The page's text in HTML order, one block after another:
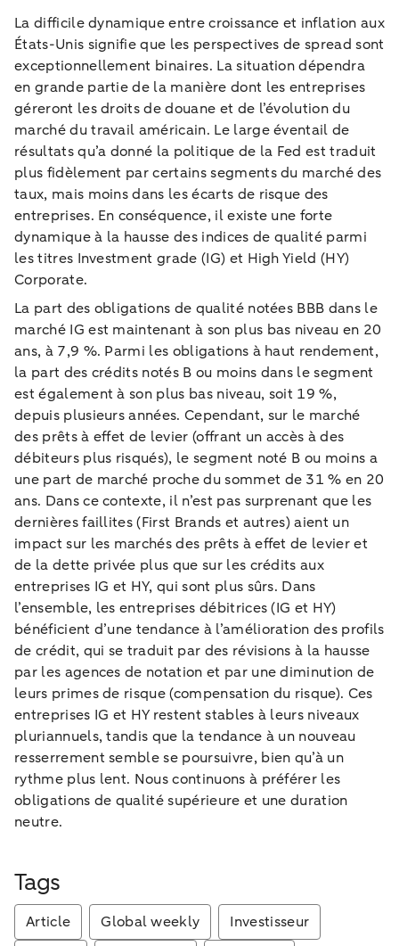
La difficile dynamique entre croissance et inflation aux
États-Unis signifie que les perspectives de spread sont
exceptionnellement binaires. La situation dépendra
en grande partie de la manière dont les entreprises
géreront les droits de douane et de l’évolution du
marché du travail américain. Le large éventail de
résultats qu’a donné la politique de la Fed est traduit
plus fidèlement par certains segments du marché des
taux, mais moins dans les écarts de risque des
entreprises. En conséquence, il existe une forte
dynamique à la hausse des indices de qualité parmi
les titres Investment grade (IG) et High Yield (HY)
Corporate.
La part des obligations de qualité notées BBB dans le
marché IG est maintenant à son plus bas niveau en 20
ans, à 7,9 %. Parmi les obligations à haut rendement,
la part des crédits notés B ou moins dans le segment
est également à son plus bas niveau, soit 19 %,
depuis plusieurs années. Cependant, sur le marché
des prêts à effet de levier (offrant un accès à des
débiteurs plus risqués), le segment noté B ou moins a
une part de marché proche du sommet de 31 % en 20
ans. Dans ce contexte, il n’est pas surprenant que les
dernières faillites (First Brands et autres) aient un
impact sur les marchés des prêts à effet de levier et
de la dette privée plus que sur les crédits aux
entreprises IG et HY, qui sont plus sûrs. Dans
l’ensemble, les entreprises débitrices (IG et HY)
bénéficient d’une tendance à l’amélioration des profils
de crédit, qui se traduit par des révisions à la hausse
par les agences de notation et par une diminution de
leurs primes de risque (compensation du risque). Ces
entreprises IG et HY restent stables à leurs niveaux
pluriannuels, tandis que la tendance à un nouveau
resserrement semble se poursuivre, bien qu’à un
rythme plus lent. Nous continuons à préférer les
obligations de qualité supérieure et une duration
neutre.
Tags
Article Global weekly
Investisseur